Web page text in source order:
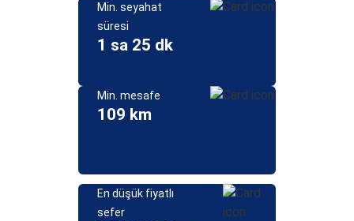
Min. seyahat
süresi
1 sa 25 dk
Min. mesafe
109 km
En düşük fiyatlı
sefer